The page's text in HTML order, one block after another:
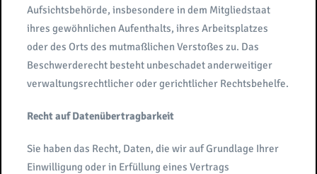
Aufsichtsbehörde, insbesondere in dem Mitgliedstaat
ihres gewöhnlichen Aufenthalts, ihres Arbeitsplatzes
oder des Orts des mutmaßlichen Verstoßes zu. Das
Beschwerderecht besteht unbeschadet anderweitiger
verwaltungsrechtlicher oder gerichtlicher Rechtsbehelfe.
Recht auf Datenübertragbarkeit
Sie haben das Recht, Daten, die wir auf Grundlage Ihrer
Einwilligung oder in Erfüllung eines Vertrags